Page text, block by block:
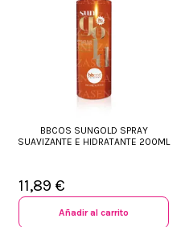
BBCOS SUNGOLD SPRAY
SUAVIZANTE E HIDRATANTE 200ML
11,89 €
Añadir al carrito